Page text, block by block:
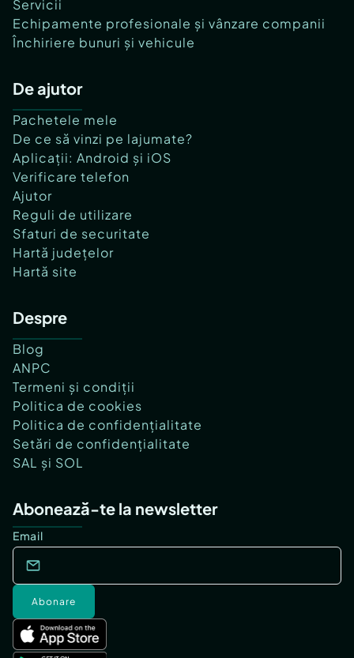
Servicii
Echipamente profesionale și vânzare companii
Închiriere bunuri și vehicule
De ajutor
Pachetele mele
De ce să vinzi pe lajumate?
Aplicații: Android și iOS
Verificare telefon
Ajutor
Reguli de utilizare
Sfaturi de securitate
Hartă județelor
Hartă site
Despre
Blog
ANPC
Termeni și condiții
Politica de cookies
Politica de confidențialitate
Setări de confidențialitate
SAL și SOL
Abonează-te la newsletter
Email
Abonare